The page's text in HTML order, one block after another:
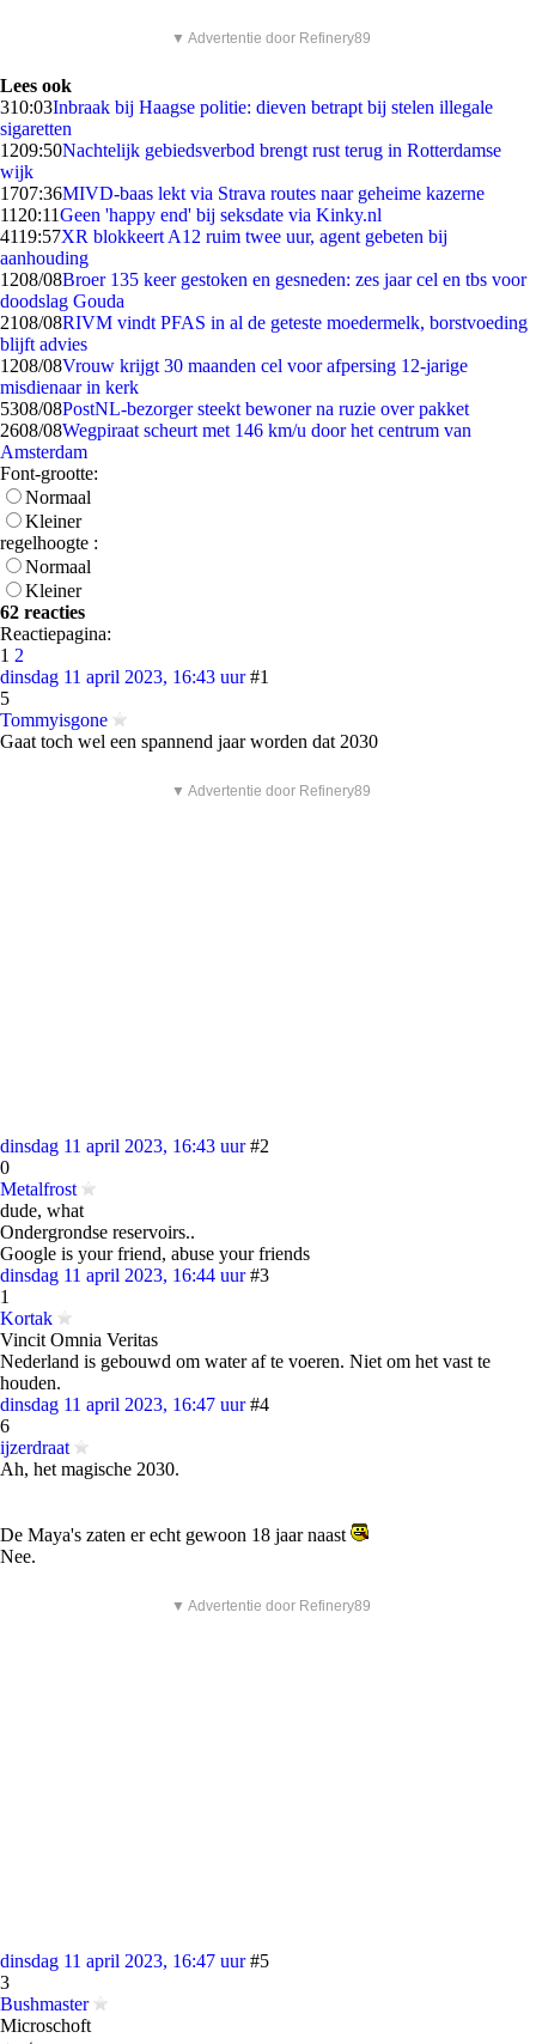
▼ Advertentie door Refinery89
Lees ook
310:03Inbraak bij Haagse politie: dieven betrapt bij stelen illegale
sigaretten
1209:50Nachtelijk gebiedsverbod brengt rust terug in Rotterdamse
wijk
1707:36MIVD-baas lekt via Strava routes naar geheime kazerne
11 20:11Geen 'happy end' bij seksdate via Kinky.nl
4119:57XR blokkeert A12 ruim twee uur, agent gebeten bij
aanhouding
1208/08Broer 135 keer gestoken en gesneden: zes jaar cel en tbs voor
doodslag Gouda
2108/08RIVM vindt PFAS in al de geteste moedermelk, borstvoeding
blijft advies
1208/08Vrouw krijgt 30 maanden cel voor afpersing 12-jarige
misdienaar in kerk
5308/08PostNL-bezorger steekt bewoner na ruzie over pakket
2608/08Wegpiraat scheurt met 146 km/u door het centrum van
Amsterdam
Font-grootte:
Normaal
Kleiner
regelhoogte :
Normaal
Kleiner
62 reacties
Reactiepagina:
1 2
dinsdag 11 april 2023, 16:43 uur #1
5
Tommyisgone
Gaat toch wel een spannend jaar worden dat 2030
▼ Advertentie door Refinery89
dinsdag 11 april 2023, 16:43 uur #2
0
Metalfrost
dude, what
Ondergrondse reservoirs..
Google is your friend, abuse your friends
dinsdag 11 april 2023, 16:44 uur #3
1
Kortak
Vincit Omnia Veritas
Nederland is gebouwd om water af te voeren. Niet om het vast te
houden.
dinsdag 11 april 2023, 16:47 uur #4
6
ijzerdraat
Ah, het magische 2030.
De Maya's zaten er echt gewoon 18 jaar naast
Nee.
▼ Advertentie door Refinery89
dinsdag 11 april 2023, 16:47 uur #5
3
Bushmaster
Microschoft